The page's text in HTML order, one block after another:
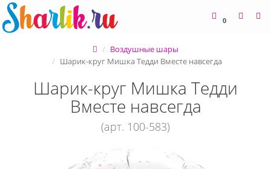
0
Воздушные шары
Шарик-круг Мишка Тедди Вместе навсегда
Шарик-круг Мишка Тедди
Вместе навсегда
(арт. 100-583)